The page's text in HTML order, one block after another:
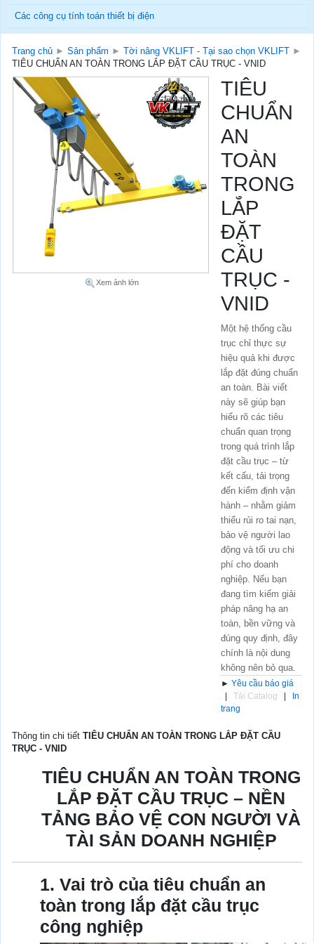
Các công cụ tính toán thiết bị điện
Trang chủ ► Sản phẩm ► Tời nâng VKLIFT - Tại sao chọn VKLIFT ►
TIÊU CHUẨN AN TOÀN TRONG LẮP ĐẶT CẦU TRỤC - VNID
Xem ảnh lớn
TIÊU
CHUẨN
AN
TOÀN
TRONG
LẮP
ĐẶT
CẦU
TRỤC -
VNID
Một hệ thống cầu
trục chỉ thực sự
hiệu quả khi được
lắp đặt đúng chuẩn
an toàn. Bài viết
này sẽ giúp bạn
hiểu rõ các tiêu
chuẩn quan trọng
trong quá trình lắp
đặt cầu trục – từ
kết cấu, tải trọng
đến kiểm định vận
hành – nhằm giảm
thiểu rủi ro tai nạn,
bảo vệ người lao
động và tối ưu chi
phí cho doanh
nghiệp. Nếu bạn
đang tìm kiếm giải
pháp nâng hạ an
toàn, bền vững và
đúng quy định, đây
chính là nội dung
không nên bỏ qua.
► Yêu cầu báo giá
Tải Catalog
In
trang
Thông tin chi tiết TIÊU CHUẨN AN TOÀN TRONG LẮP ĐẶT CẦU
TRỤC - VNID
TIÊU CHUẨN AN TOÀN TRONG
LẮP ĐẶT CẦU TRỤC – NỀN
TẢNG BẢO VỆ CON NGƯỜI VÀ
TÀI SẢN DOANH NGHIỆP
1. Vai trò của tiêu chuẩn an
toàn trong lắp đặt cầu trục
công nghiệp